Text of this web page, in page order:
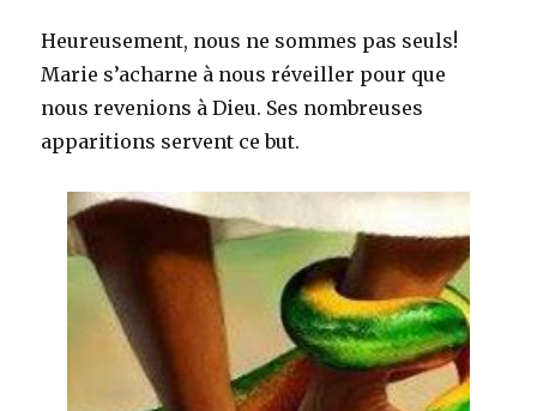
Heureusement, nous ne sommes pas seuls!
Marie s’acharne à nous réveiller pour que
nous revenions à Dieu. Ses nombreuses
apparitions servent ce but.